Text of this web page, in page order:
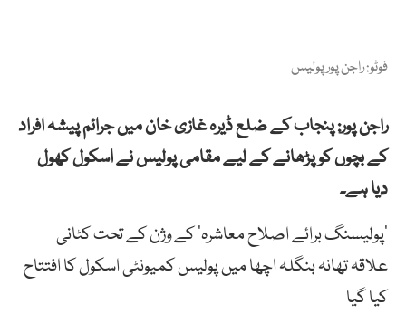
فوٹو: راجن پور پولیس
راجن پور: پنجاب کے ضلع ڈیرہ غازی خان میں جرائم پیشہ افراد
کے بچوں کو پڑھانے کے لیے مقامی پولیس نے اسکول کھول
دیا ہے۔
‘پولیسنگ برائے اصلاح معاشرہ’ کے وژن کے تحت کٹانی
علاقہ تھانہ بنگلہ اچھا میں پولیس کمیونٹی اسکول کا افتتاح
کیا گیا-